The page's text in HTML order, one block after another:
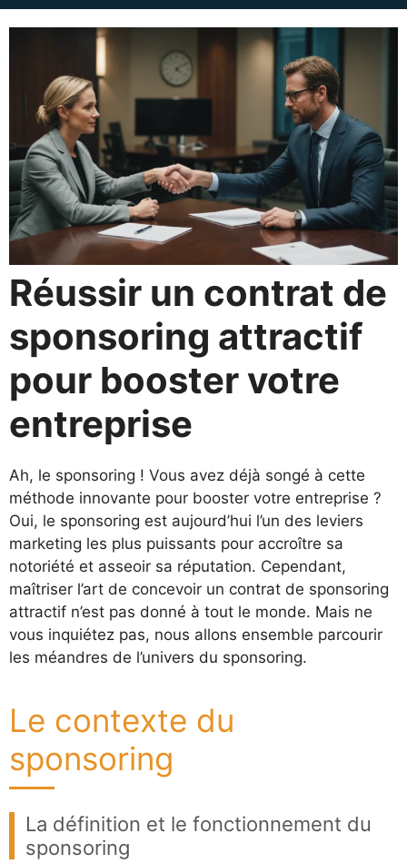
Réussir un contrat de
sponsoring attractif
pour booster votre
entreprise
Ah, le sponsoring ! Vous avez déjà songé à cette
méthode innovante pour booster votre entreprise ?
Oui, le sponsoring est aujourd’hui l’un des leviers
marketing les plus puissants pour accroître sa
notoriété et asseoir sa réputation. Cependant,
maîtriser l’art de concevoir un contrat de sponsoring
attractif n’est pas donné à tout le monde. Mais ne
vous inquiétez pas, nous allons ensemble parcourir
les méandres de l’univers du sponsoring.
Le contexte du
sponsoring
La définition et le fonctionnement du
sponsoring